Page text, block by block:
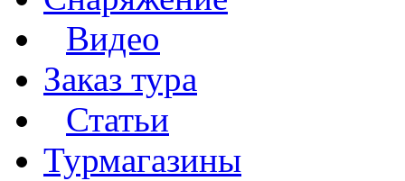
Видео
Заказ тура
Статьи
Турмагазины